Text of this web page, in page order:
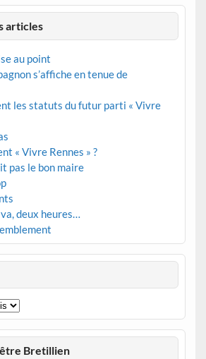
articles
au point
s’affiche en tenue de
les statuts du futur parti « Vivre
« Vivre Rennes » ?
pas le bon maire
deux heures…
être Bretillien